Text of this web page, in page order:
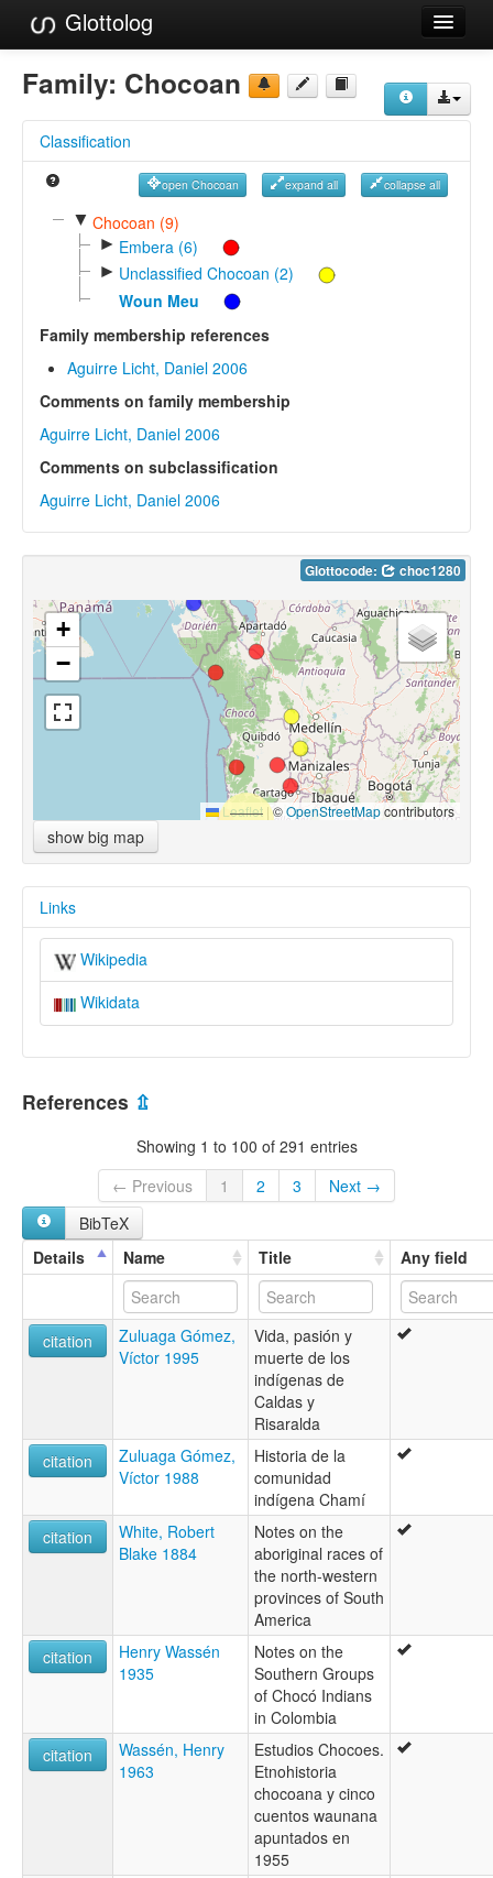
Glottolog
Languages
Language Search
Reference Search
About
Family: Chocoan
Classification
open Chocoan expand all collapse all
▼ Chocoan (9)
► Embera (6)
► Unclassified Chocoan (2)
Woun Meu
Family membership references
Aguirre Licht, Daniel 2006
Comments on family membership
Aguirre Licht, Daniel 2006
Comments on subclassification
Aguirre Licht, Daniel 2006
Glottocode: choc1280
+
−
Leaflet |©OpenStreetMapcontributors
show big map
Links
Wikipedia
Wikidata
References ⇫
Showing 1 to 100 of 291 entries
← Previous
1 2 3
Next →
BibTeX
Details
Name Title Any field
citation
Zuluaga Gómez,
Víctor 1995
Vida, pasión y
muerte de los
indígenas de
Caldas y
Risaralda
citation
Zuluaga Gómez,
Víctor 1988
Historia de la
comunidad
indígena Chamí
citation
White, Robert
Blake 1884
Notes on the
aboriginal races of
the north-western
provinces of South
America
citation
Henry Wassén
1935
Notes on the
Southern Groups
of Chocó Indians
in Colombia
citation
Wassén, Henry
1963
Estudios Chocoes.
Etnohistoria
chocoana y cinco
cuentos waunana
apuntados en
1955